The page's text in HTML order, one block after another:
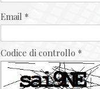
Email *
Codice di controllo *